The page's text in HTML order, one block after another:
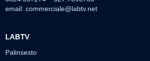
email: commerciale@labtv.net
LABTV
Palinsesto